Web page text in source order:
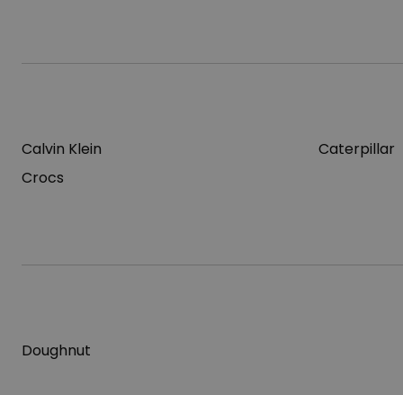
Calvin Klein
Caterpillar
Crocs
Doughnut